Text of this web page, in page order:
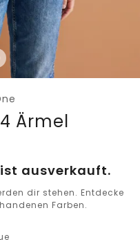
Ärmel
ausverkauft.
dir stehen. Entdecke
Farben.